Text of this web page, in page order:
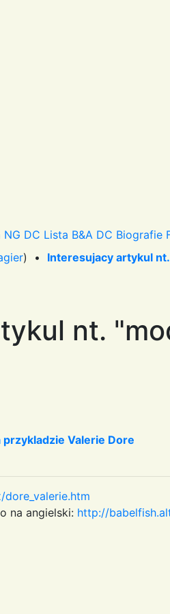
NG DC Lista B&A DC Biografie
) • Interesujacy artykul
nt.
Valerie Dore
na angielski: http://